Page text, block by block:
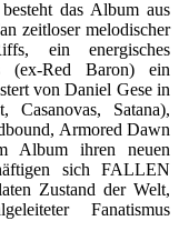
das Album aus
zeitloser melodischer
ein energisches
(ex-Red Baron) ein
von Daniel Gese in
Casanovas, Satana),
Armored Dawn
Album ihren neuen
sich FALLEN
Zustand der Welt,
Fanatismus